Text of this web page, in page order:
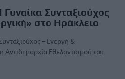
Συνταξιούχος
στο Ηράκλειο
– Ενεργή &
Αντιδημαρχία Εθελοντισμού του